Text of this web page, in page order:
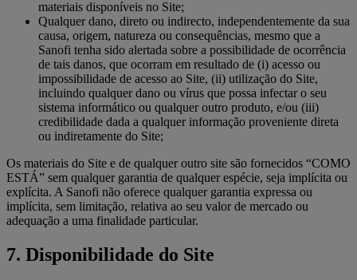
materiais disponíveis no Site;
Qualquer dano, direto ou indirecto, independentemente da sua
causa, origem, natureza ou consequências, mesmo que a
Sanofi tenha sido alertada sobre a possibilidade de ocorrência
de tais danos, que ocorram em resultado de (i) acesso ou
impossibilidade de acesso ao Site, (ii) utilização do Site,
incluindo qualquer dano ou vírus que possa infectar o seu
sistema informático ou qualquer outro produto, e/ou (iii)
credibilidade dada a qualquer informação proveniente direta
ou indiretamente do Site;
Os materiais do Site e de qualquer outro site são fornecidos “COMO
ESTÁ” sem qualquer garantia de qualquer espécie, seja implícita ou
explícita. A Sanofi não oferece qualquer garantia expressa ou
implícita, sem limitação, relativa ao seu valor de mercado ou
adequação a uma finalidade particular.
7. Disponibilidade do Site